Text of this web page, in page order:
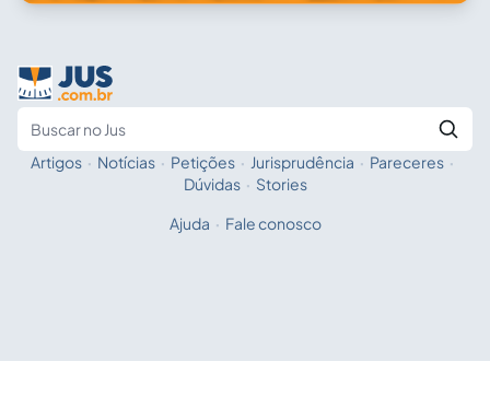
Fale com a IA
Artigos · Notícias · Petições · Jurisprudência · Pareceres ·
Dúvidas · Stories
Ajuda · Fale conosco